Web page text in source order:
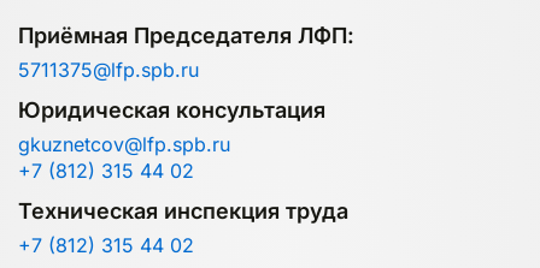
Приёмная Председателя ЛФП:
5711375@lfp.spb.ru
Юридическая консультация
gkuznetcov@lfp.spb.ru
+7 (812) 315 44 02
Техническая инспекция труда
+7 (812) 315 44 02